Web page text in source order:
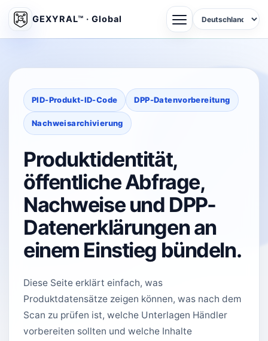
GEXYRAL™ · Global
PID-Produkt-ID-Code DPP-Datenvorbereitung
Nachweisarchivierung
Produktidentität,
öffentliche Abfrage,
Nachweise und DPP-
Datenerklärungen an
einem Einstieg bündeln.
Diese Seite erklärt einfach, was
Produktdatensätze zeigen können, was nach dem
Scan zu prüfen ist, welche Unterlagen Händler
vorbereiten sollten und welche Inhalte